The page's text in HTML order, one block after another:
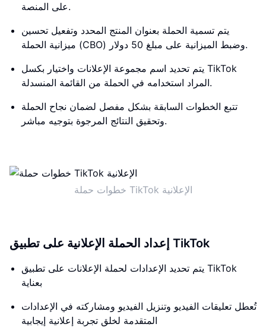
على المنصة.
يتم تسمية الحملة بعنوان المنتج المحدد وتفعيل تحسين
ميزانية الحملة (CBO) وضبط الميزانية على مبلغ 50 دولار.
يتم تحديد اسم مجموعة الإعلانات واختيار بكسل TikTok
المراد استخدامه في الحملة من القائمة المنسدلة.
تتبع الخطوات السابقة بشكل مفصل لضمان نجاح الحملة
وتحقيق النتائج المرجوة بتوجيه مباشر.
خطوات حملة TikTok الإعلانية
إعداد الحملة الإعلانية على تطبيق TikTok
يتم تحديد الإعدادات لحملة الإعلانات على تطبيق TikTok
بعناية
تُعطل تعليقات الفيديو وتنزيل الفيديو ومشاركته في الإعدادات
المتقدمة لخلق تجربة إعلانية إيجابية